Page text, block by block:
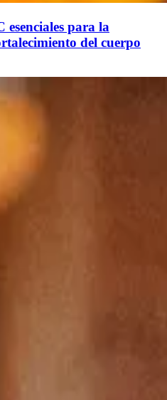
para la
del cuerpo